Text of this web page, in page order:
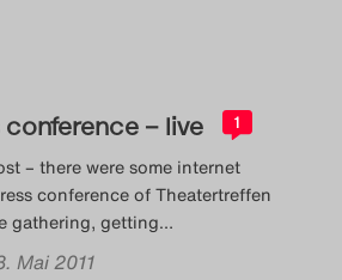
– live 1
– there were some internet
conference of Theatertreffen
gathering, getting…
Mai 2011